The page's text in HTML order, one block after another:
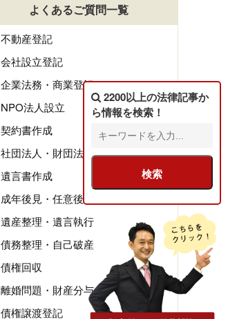
よくあるご質問一覧
不動産登記
会社設立登記
企業法務・商業登記
NPO法人設立
契約書作成
社団法人・財団法人
遺言書作成
成年後見・任意後見
遺産整理・遺言執行
債務整理・自己破産
債権回収
離婚問題・財産分与
債権譲渡登記
2200以上の法律記事か
ら情報を検索！